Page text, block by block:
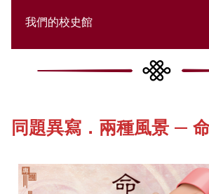
《新亞．新知》
《新亞簡訊》
《新亞書院概覽》
其他書院出版
我們的校史館
New Asia Then and Now
Campus Tour
Fellows of the College
同題異寫．兩種風景 —